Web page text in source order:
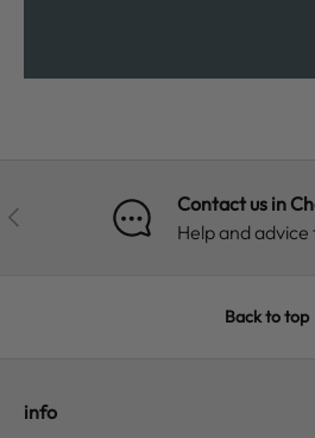
PREVIOUS
Contact us in
Help and
Back to top
info